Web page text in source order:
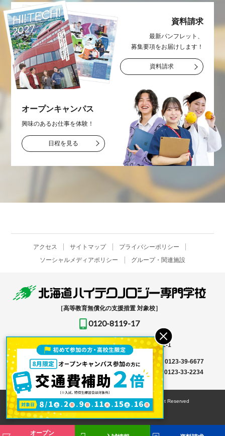
資料請求
最新パンフレット、
募集要項をお届け します！
資料請求
オープンキャンパス
興味のあるお仕事を体験！
日程を見る
アクセス サイトマップ
プライバシーポリシー
ソーシャルメディアポリシー
グループ・関連施設
［高等教育無償化の支援措置 対象校］
0120-8119-17
〒061-1396北海道恵庭市恵み野北2-12-1
入学事務局はこちら → TEL0123-39-6666
FAX 0123-39-6677
その他はこちら →
0123-36-8119FAX 0123-33-2234
© HOKKAIDO HIGH-TECHNOLOGY COLLEGE All Right Reserved
オープン